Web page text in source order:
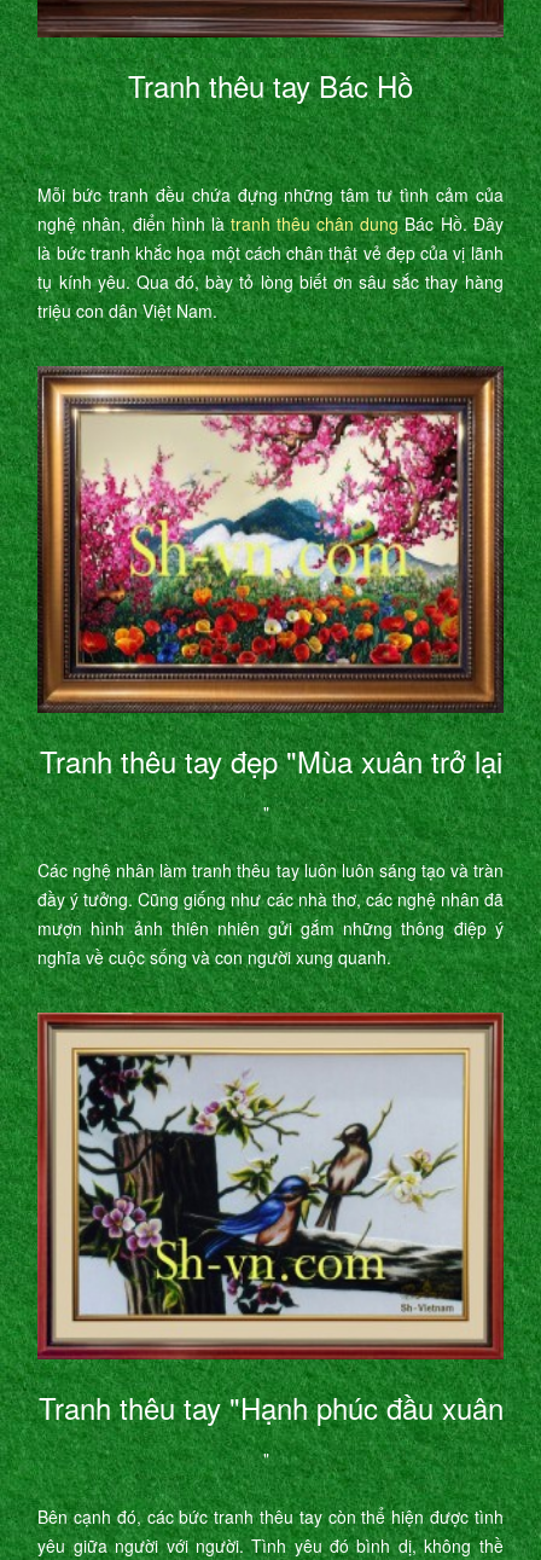
Tranh thêu tay Bác Hồ
Mỗi bức tranh đều chứa đựng những tâm tư tình cảm của
nghệ nhân, điển hình là tranh thêu chân dungBác Hồ. Đây
là bức tranh khắc họa một cách chân thật vẻ đẹp của vị lãnh
tụ kính yêu. Qua đó, bày tỏ lòng biết ơn sâu sắc thay hàng
triệu con dân Việt Nam.
Tranh thêu tay đẹp "Mùa xuân trở lại
"
Các nghệ nhân làm tranh thêu tay luôn luôn sáng tạo và tràn
đầy ý tưởng. Cũng giống như các nhà thơ, các nghệ nhân đã
mượn hình ảnh thiên nhiên gửi gắm những thông điệp ý
nghĩa về cuộc sống và con người xung quanh.
Tranh thêu tay "Hạnh phúc đầu xuân
"
Bên cạnh đó, các bức tranh thêu tay còn thể hiện được tình
yêu giữa người với người. Tình yêu đó bình dị, không thề